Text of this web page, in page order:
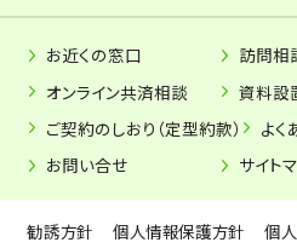
お近くの窓口
訪問相
オンライン共済相談
資料設
ご契約のしおり（定型約款）
よく
お問い合せ
サイト
勧誘方針 個人情報保護方針
個